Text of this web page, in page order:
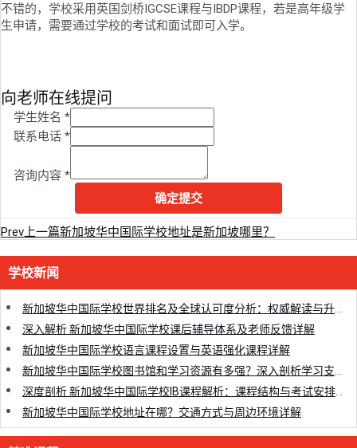
不错的，学校采用英国剑桥IGCSE课程与IBDP课程，若是高年级学
生申请，需要通过学校的考试和面试即可入学。
向老师在线提问
学生姓名 *
联系电话 *
咨询内容 *
确定提交
Prev上一篇新加坡华中国际学校地址是新加坡哪里？
学校新闻
深入解析 新加坡华中国际学校课后辅导体系及老师反馈详解
新加坡华中国际学校语言课程设置与英语强化课程详解
新加坡华中国际学校地址在哪？交通方式与周边环境详解